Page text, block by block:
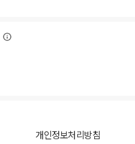
개인정보처리방침